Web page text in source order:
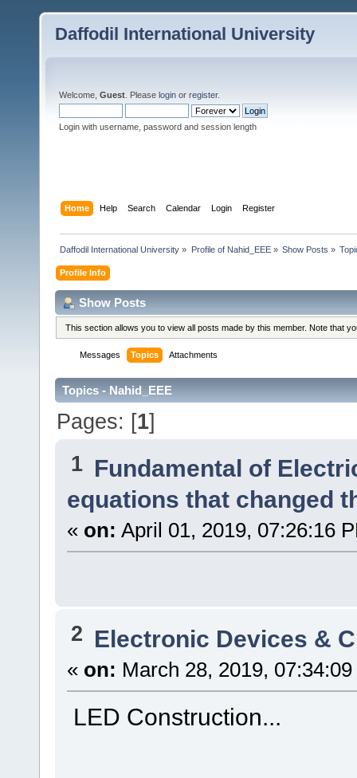
Daffodil International University
Welcome, Guest . Please login or register.
Login with username, password and session length
Home Help Search Calendar Login Register
Daffodil International University » Profile of Nahid_EEE» Show Posts »
Profile Info
Show Posts
This section allows you to view all posts made by this member. Note that
Messages Topics Attachments
Topics - Nahid_EEE
Pages: [1]
1 Fundamental of
equations that changed
« on: April 01, 2019, 07:26:16
2 Electronic Devices &
« on: March 28, 2019,
LED Construction...